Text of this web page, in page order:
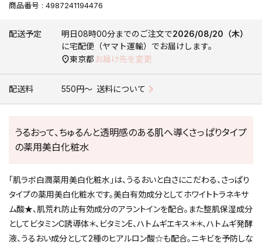
商品番号 4987241194476
配送予定 明日08時00分までのご注文で2026/08/20（木）
に宅配便（ヤマト運輸） でお届けします。
東京都 お届け先を変更
配送料 550円〜 送料について
うるおって、ちゅるんと透明感のある肌へ導くさっぱりタイプ
の薬用美白化粧水
「肌ラボ白潤薬用美白化粧水」は、うるおいと白さにこだわる、さっぱり
タイプの薬用美白化粧水です。美白有効成分としてホワイトトラネキサ
ム酸★、肌荒れ防止有効成分のアラントインを配合。また整肌保湿成分
としてビタミンC誘導体＊、ビタミンE、ハトムギエキス＊＊、ハトムギ発酵
液、うるおい成分として2種のヒアルロン酸☆も配合。ニキビを予防しな